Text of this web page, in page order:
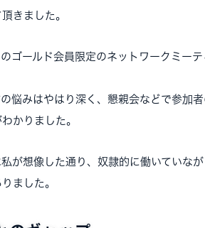
きました。
ゴールド会員限定のネットワークミー
悩みはやはり深く、懇親会などで参加
かりました。
が想像した通り、奴隷的に働いていな
ました。